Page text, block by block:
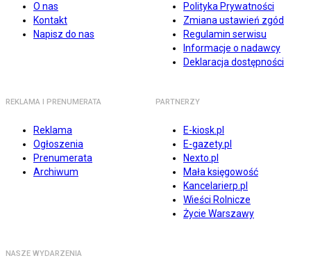
O nas
Kontakt
Napisz do nas
Polityka Prywatności
Zmiana ustawień zgód
Regulamin serwisu
Informacje o nadawcy
Deklaracja dostępności
REKLAMA I PRENUMERATA
Reklama
Ogłoszenia
Prenumerata
Archiwum
PARTNERZY
E-kiosk.pl
E-gazety.pl
Nexto.pl
Mała księgowość
Kancelarierp.pl
Wieści Rolnicze
Życie Warszawy
NASZE WYDARZENIA